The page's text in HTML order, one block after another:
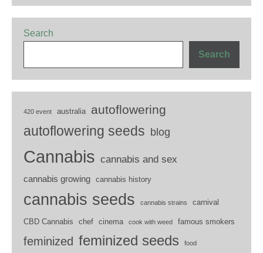
Search
Search
420 event australia autoflowering
autoflowering seeds blog
Cannabis cannabis and sex
cannabis growing cannabis history
cannabis seeds cannabis strains carnival
CBD Cannabis chef cinema cook with weed famous smokers
feminized feminized seeds food